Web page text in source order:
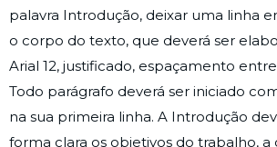
palavra Introdução, deixar uma linha
o corpo do texto, que deverá ser
Arial 12, justificado, espaçamento entre
Todo parágrafo deverá ser iniciado
na sua primeira linha. A Introdução
forma clara os objetivos do trabalho, a